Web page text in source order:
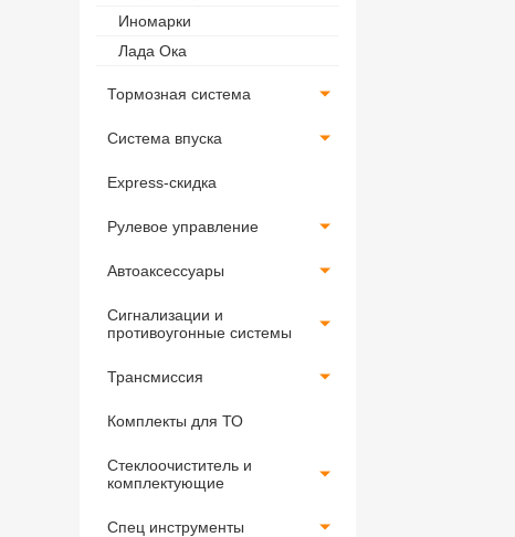
Иномарки
Лада Ока
Тормозная система
Система впуска
Express-скидка
Рулевое управление
Автоаксессуары
Сигнализации и
противоугонные системы
Трансмиссия
Комплекты для ТО
Стеклоочиститель и
комплектующие
Спец инструменты